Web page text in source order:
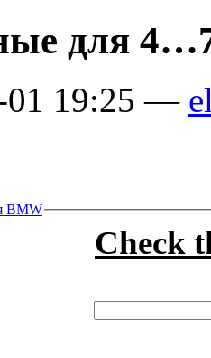
для
01 19:25 —
BMW
Check